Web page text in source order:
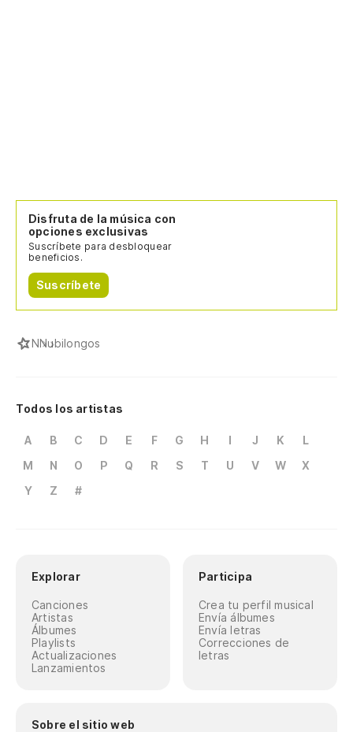
Disfruta de la música con
opciones exclusivas
Suscríbete para desbloquear
beneficios.
Suscríbete
NNubilongos
Todos los artistas
A B C D E F G H I J K
L
M
N O P Q R S T U V W
X
Y
Z #
Explorar
Canciones
Artistas
Álbumes
Playlists
Actualizaciones
Lanzamientos
Participa
Crea tu perfil musical
Envía álbumes
Envía letras
Correcciones de
letras
Sobre el sitio web